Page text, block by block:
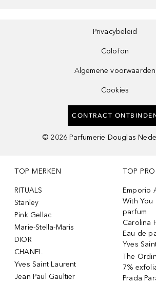
Privacybeleid
Colofon
Algemene voorwaarden
Cookies
CONTRACT
© 2026 Parfumerie Douglas
TOP MERKEN
RITUALS
Stanley
Pink Gellac
Marie-Stella-Maris
DIOR
CHANEL
Yves Saint Laurent
Jean Paul Gaultier
TOP
Emporio
With You
parfum
Carolina
Eau de
Yves
The
7%
Prada